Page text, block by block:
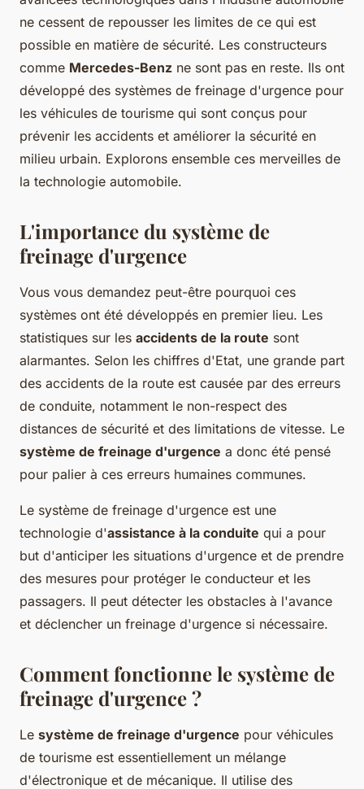
ne cessent de repousser les limites de ce qui est
possible en matière de sécurité. Les constructeurs
comme Mercedes-Benz ne sont pas en reste. Ils ont
développé des systèmes de freinage d'urgence pour
les véhicules de tourisme qui sont conçus pour
prévenir les accidents et améliorer la sécurité en
milieu urbain. Explorons ensemble ces merveilles de
la technologie automobile.
L'importance du système de
freinage d'urgence
Vous vous demandez peut-être pourquoi ces
systèmes ont été développés en premier lieu. Les
statistiques sur les accidents de la route sont
alarmantes. Selon les chiffres d'Etat, une grande part
des accidents de la route est causée par des erreurs
de conduite, notamment le non-respect des
distances de sécurité et des limitations de vitesse. Le
système de freinage d'urgence a donc été pensé
pour palier à ces erreurs humaines communes.
Le système de freinage d'urgence est une
technologie d'assistance à la conduite qui a pour
but d'anticiper les situations d'urgence et de prendre
des mesures pour protéger le conducteur et les
passagers. Il peut détecter les obstacles à l'avance
et déclencher un freinage d'urgence si nécessaire.
Comment fonctionne le système de
freinage d'urgence ?
Le système de freinage d'urgence pour véhicules
de tourisme est essentiellement un mélange
d'électronique et de mécanique. Il utilise des